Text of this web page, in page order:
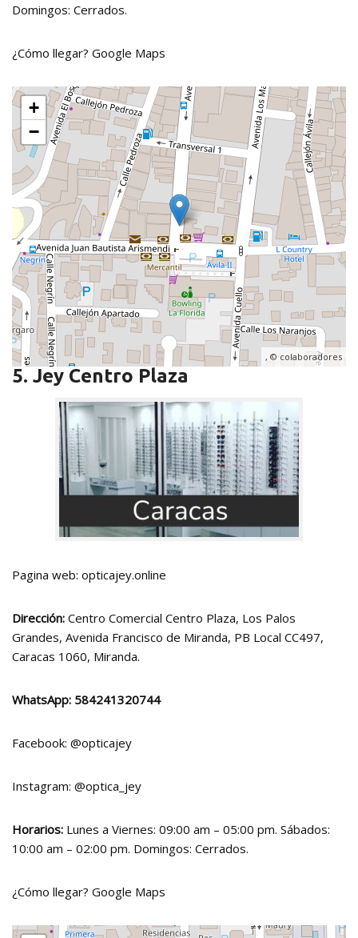
Domingos: Cerrados.
¿Cómo llegar? Google Maps
+
−
, © colaboradores
5. Jey Centro Plaza
Pagina web: opticajey.online
Dirección: Centro Comercial Centro Plaza, Los Palos
Grandes, Avenida Francisco de Miranda, PB Local CC497,
Caracas 1060, Miranda.
WhatsApp: 584241320744
Facebook: @opticajey
Instagram: @optica_jey
Horarios: Lunes a Viernes: 09:00 am – 05:00 pm. Sábados:
10:00 am – 02:00 pm. Domingos: Cerrados.
¿Cómo llegar? Google Maps